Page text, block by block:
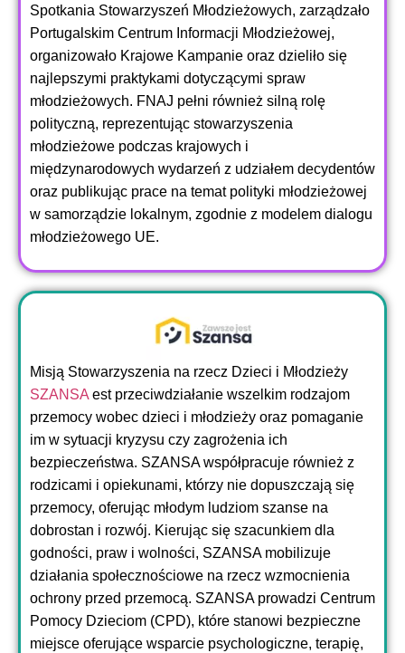
Spotkania Stowarzyszeń Młodzieżowych, zarządzało
Portugalskim Centrum Informacji Młodzieżowej,
organizowało Krajowe Kampanie oraz dzieliło się
najlepszymi praktykami dotyczącymi spraw
młodzieżowych. FNAJ pełni również silną rolę
polityczną, reprezentując stowarzyszenia
młodzieżowe podczas krajowych i
międzynarodowych wydarzeń z udziałem decydentów
oraz publikując prace na temat polityki młodzieżowej
w samorządzie lokalnym, zgodnie z modelem dialogu
młodzieżowego UE.
Misją Stowarzyszenia na rzecz Dzieci i Młodzieży
SZANSA est przeciwdziałanie wszelkim rodzajom
przemocy wobec dzieci i młodzieży oraz pomaganie
im w sytuacji kryzysu czy zagrożenia ich
bezpieczeństwa. SZANSA współpracuje również z
rodzicami i opiekunami, którzy nie dopuszczają się
przemocy, oferując młodym ludziom szanse na
dobrostan i rozwój. Kierując się szacunkiem dla
godności, praw i wolności, SZANSA mobilizuje
działania społecznościowe na rzecz wzmocnienia
ochrony przed przemocą. SZANSA prowadzi Centrum
Pomocy Dzieciom (CPD), które stanowi bezpieczne
miejsce oferujące wsparcie psychologiczne, terapię,